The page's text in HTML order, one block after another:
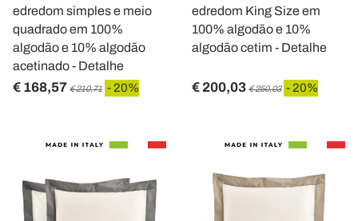
edredom simples e meio
quadrado em 100%
algodão e 10% algodão
acetinado - Detalhe
€ 168,57 € 210,71 - 20%
edredom King Size em
100% algodão e 10%
algodão cetim - Detalhe
€ 200,03 € 250,03 - 20%